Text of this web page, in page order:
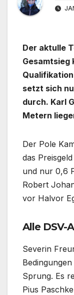
Der aktulle
Gesamtsieg
setzt sich
durch. Karl
Metern
Der Pole
das
und nur 0,6
Robert
vor Halvor
Alle DSV-
Severin
Sprung. Es
Pius